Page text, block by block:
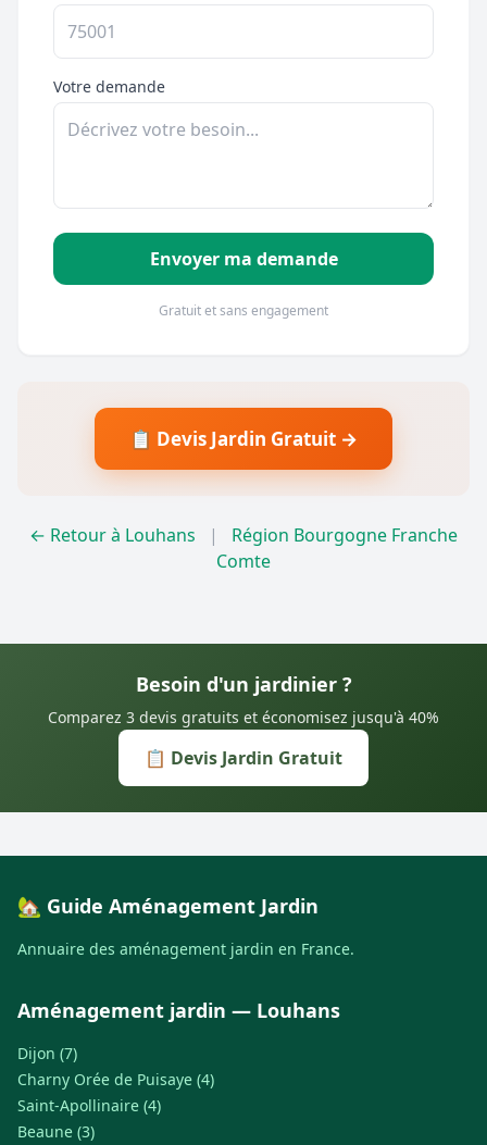
Votre demande
Envoyer ma demande
Gratuit et sans engagement
📋 Devis Jardin Gratuit →
← Retour à Louhans |
Région Bourgogne Franche
Comte
Besoin d'un jardinier ?
Comparez 3 devis gratuits et économisez jusqu'à 40%
📋 Devis Jardin Gratuit
🏡 Guide Aménagement Jardin
Annuaire des aménagement jardin en France.
Aménagement jardin — Louhans
Dijon (7)
Charny Orée de Puisaye (4)
Saint-Apollinaire (4)
Beaune (3)